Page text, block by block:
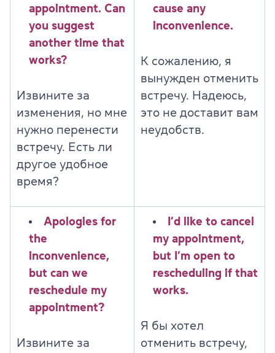
appointment. Can
you suggest
another time that
works?
Извините за
изменения, но мне
нужно перенести
встречу. Есть ли
другое удобное
время?
cause any
inconvenience.
К сожалению, я
вынужден отменить
встречу. Надеюсь,
это не доставит вам
неудобств.
Apologies for
the
inconvenience,
but can we
reschedule my
appointment?
Извините за
I’d like to cancel
my appointment,
but I’m open to
rescheduling if that
works.
Я бы хотел
отменить встречу,